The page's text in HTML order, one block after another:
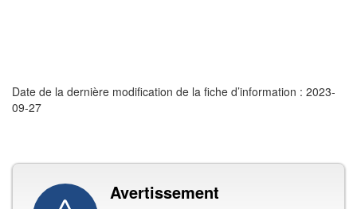
Date de la dernière modification de la fiche d’information : 2023-
09-27
Avertissement